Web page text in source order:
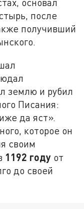
после
получивший
землю и рубил
Писания:
да яст».
которое он
своим
1192 году от
до своей